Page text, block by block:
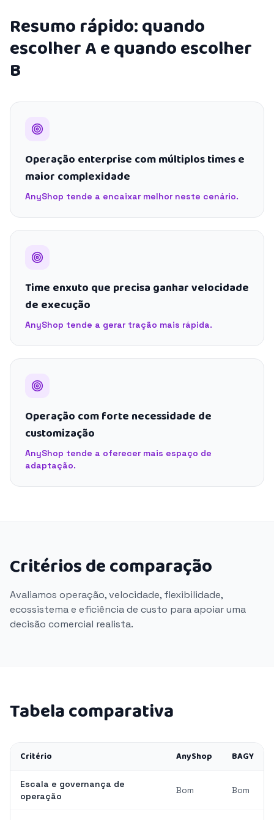
Resumo rápido: quando
escolher A e quando escolher
B
Operação enterprise com múltiplos times e
maior complexidade
AnyShop tende a encaixar melhor neste cenário.
Time enxuto que precisa ganhar velocidade
de execução
AnyShop tende a gerar tração mais rápida.
Operação com forte necessidade de
customização
AnyShop tende a oferecer mais espaço de
adaptação.
Critérios de comparação
Avaliamos operação, velocidade, flexibilidade,
ecossistema e eficiência de custo para apoiar uma
decisão comercial realista.
Tabela comparativa
Critério AnyShop BAGY
Escala e governança de
operação
Bom Bom